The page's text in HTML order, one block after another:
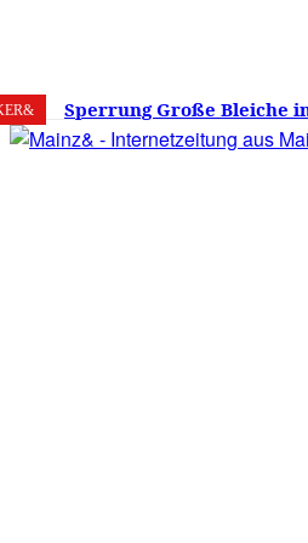
7. August 2026 25.6 Mainz
Sperrung Große Bleiche
verwirrt, Mainzer